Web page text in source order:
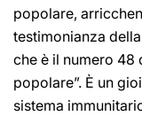
popolare,
testimonianza
che è il numero 48
popolare”. È un
sistema